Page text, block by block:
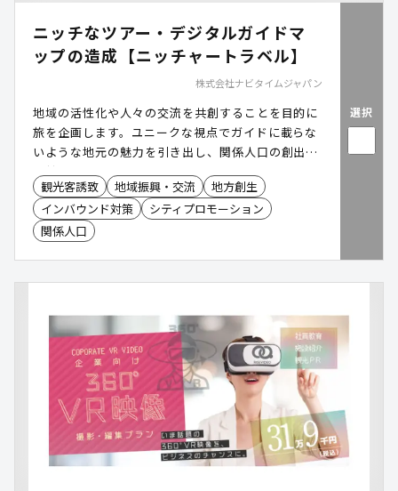
ニッチなツアー・デジタルガイドマ
ップの造成【ニッチャートラベル】
株式会社ナビタイムジャパン
地域の活性化や人々の交流を共創することを目的に
旅を企画します。ユニークな視点でガイドに載らな
いような地元の魅力を引き出し、関係人口の創出に
貢献します。
観光客誘致
地域振興・交流
地方創生
インバウンド対策
シティプロモーション
関係人口
選択